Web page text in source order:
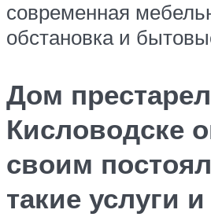
современная
обстановка и
Дом
Кисловодске
своим
такие услуги